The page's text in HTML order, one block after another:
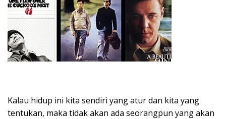
Kalau hidup ini kita sendiri yang atur dan kita yang
tentukan, maka tidak akan ada seorangpun yang akan